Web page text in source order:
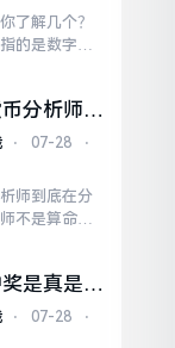
了解几个？
的是数字人
货币的数字
付，安全性
CBDC）是一
体应用，而
数字...
分析师到
⋅ 07-28
⋅
师到底在分
不是算命先
比特币和以
过。去年比
的走势，无疑
是真是
⋅ 07-28
⋅